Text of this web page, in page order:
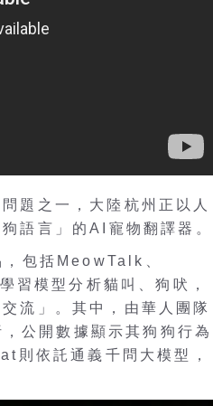
題之一，大陸杭州正以人
語言」的AI寵物翻譯器。
包括MeowTalk、
模型分析貓叫、狗吠，
流」。其中，由華人團隊
公開數據顯示其狗狗行為
依託通義千問大模型，